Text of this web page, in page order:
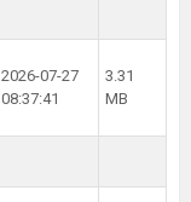
2026-07-27
08:37:41
3.31
MB